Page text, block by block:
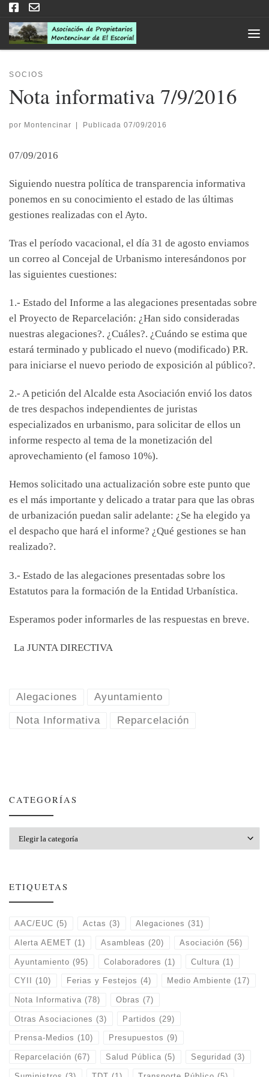
SOCIOS
Nota informativa 7/9/2016
por Montencinar | Publicada 07/09/2016
07/09/2016
Siguiendo nuestra política de transparencia informativa
ponemos en su conocimiento el estado de las últimas
gestiones realizadas con el Ayto.
Tras el período vacacional, el día 31 de agosto enviamos
un correo al Concejal de Urbanismo interesándonos por
las siguientes cuestiones:
1.- Estado del Informe a las alegaciones presentadas sobre
el Proyecto de Reparcelación: ¿Han sido consideradas
nuestras alegaciones?. ¿Cuáles?. ¿Cuándo se estima que
estará terminado y publicado el nuevo (modificado) P.R.
para iniciarse el nuevo periodo de exposición al público?.
2.- A petición del Alcalde esta Asociación envió los datos
de tres despachos independientes de juristas
especializados en urbanismo, para solicitar de ellos un
informe respecto al tema de la monetización del
aprovechamiento (el famoso 10%).
Hemos solicitado una actualización sobre este punto que
es el más importante y delicado a tratar para que las obras
de urbanización puedan salir adelante: ¿Se ha elegido ya
el despacho que hará el informe? ¿Qué gestiones se han
realizado?.
3.- Estado de las alegaciones presentadas sobre los
Estatutos para la formación de la Entidad Urbanística.
Esperamos poder informarles de las respuestas en breve.
La JUNTA DIRECTIVA
Alegaciones Ayuntamiento
Nota Informativa Reparcelación
CATEGORÍAS
ETIQUETAS
AAC/EUC (5) Actas (3) Alegaciones (31)
Alerta AEMET (1) Asambleas (20) Asociación (56)
Ayuntamiento (95) Colaboradores (1) Cultura (1)
CYII (10) Ferias y Festejos (4) Medio Ambiente (17)
Nota Informativa (78) Obras (7)
Otras Asociaciones (3) Partidos (29)
Prensa-Medios (10) Presupuestos (9)
Reparcelación (67) Salud Pública (5) Seguridad (3)